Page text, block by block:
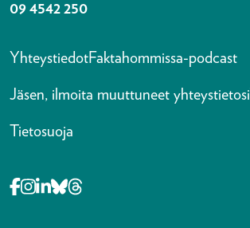
09 4542 250
YhteystiedotFaktahommissa-podcast
Jäsen, ilmoita muuttuneet yhteystietosi
Tietosuoja
Opens in a new tab Facebook-f
Opens in a new tab Instagram
Opens in a new tab Linkedin-in
Opens in a new tab Bluesky